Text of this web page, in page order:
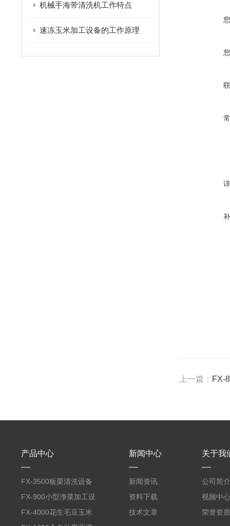
机械手海带清洗机工作特点
速冻玉米加工设备的工作原理
上一篇： FX-
产品中心
FX-3500板栗清洗设备
全自动气泡清洗机
FX-900小型净菜加工设
备野菜清洗机
FX-4000花生毛豆玉米
新闻中心
新闻资讯
资料下载
技术文章
关于我
公司简介
视频中心
荣誉资质